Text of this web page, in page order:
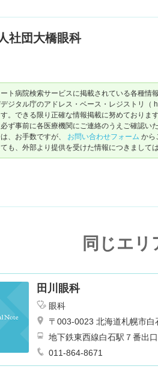
社団大橋眼科
ト病院検索サービスに掲載されている各種
ジタル庁のアドレス・ベース・レジストリ
。できる限り正確な情報掲載に努めておりま
ず事前に各医療機関にご連絡のうえご確認い
、お手数ですが、 お問い合わせフォーム から
も、外部より提供を受けた情報につきまして
同じエリ
田川眼科
眼科
〒003-0023 北海道札幌市白
地下鉄東西線白石駅７番出
011-864-8671